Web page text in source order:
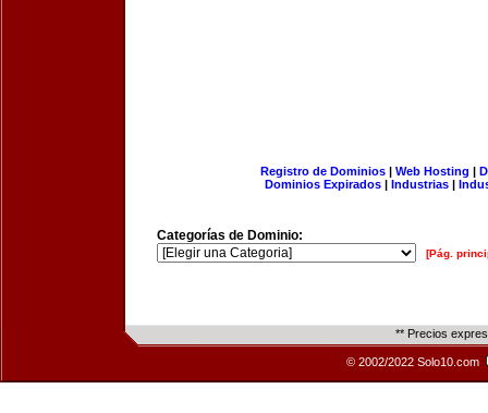
Registro de Dominios| Web Hosting |
Dominios Expirados | Industrias |
Categorías de Dominio:
[Pág.
** Precios
© 2002/2022 Solo10.com